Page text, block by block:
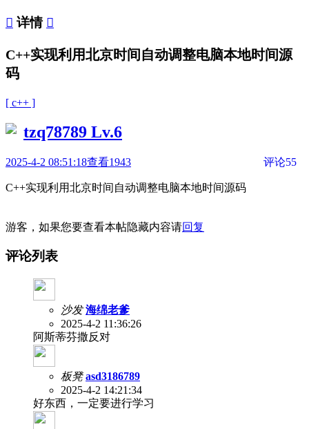
 详情 
C++实现利用北京时间自动调整电脑本地时间源
码
[ c++ ]
tzq78789 Lv.6
2025-4-2 08:51:18查看1943 评论55
C++实现利用北京时间自动调整电脑本地时间源码
游客，如果您要查看本帖隐藏内容请回复
评论列表
沙发 海绵老爹
2025-4-2 11:36:26
阿斯蒂芬撒反对
板凳 asd3186789
2025-4-2 14:21:34
好东西，一定要进行学习